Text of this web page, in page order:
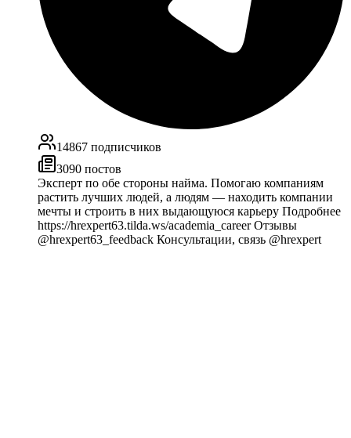
14867 подписчиков
3090 постов
Эксперт по обе стороны найма. Помогаю компаниям
растить лучших людей, а людям — находить компании
мечты и строить в них выдающуюся карьеру Подробнее
https://hrexpert63.tilda.ws/academia_career Отзывы
@hrexpert63_feedback Консультации, связь @hrexpert